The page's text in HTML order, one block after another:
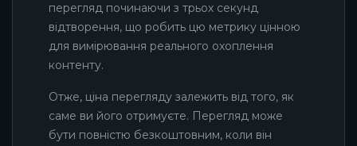
перегляд починаючи з трьох секунд
відтворення, що робить цю метрику цінною
для вимірювання реального охоплення
контенту.
Отже, ціна перегляду залежить від того, як
саме ви його отримуєте. Перегляд може
бути повністю безкоштовним, коли він